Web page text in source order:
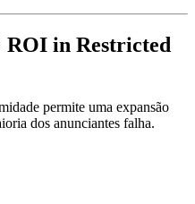
ROI in Restricted
permite uma expansão
dos anunciantes falha.